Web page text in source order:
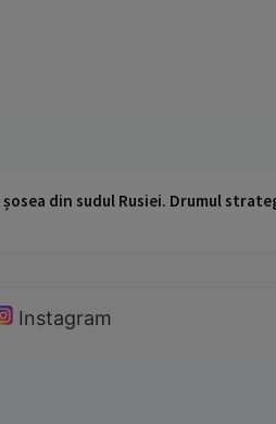
din sudul Rusiei. Drumul
Instagram